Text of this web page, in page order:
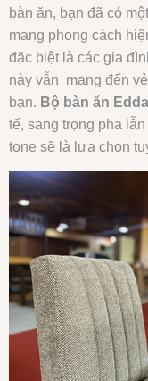
bàn ăn, bạn đã có
mang phong cách
đặc biệt là các gia
này vẫn mang đến
bạn. Bộ bàn ăn Edda
tế, sang trọng pha
tone sẽ là lựa chọn